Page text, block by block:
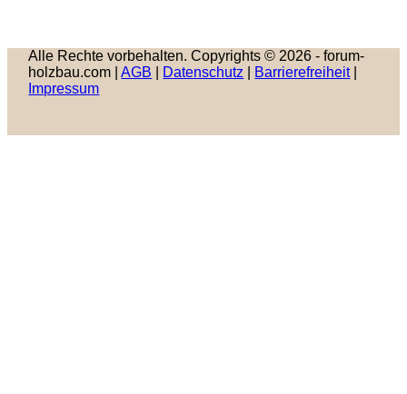
Alle Rechte vorbehalten. Copyrights © 2026 - forum-
holzbau.com |AGB Datenschutz Barrierefreiheit|
Impressum